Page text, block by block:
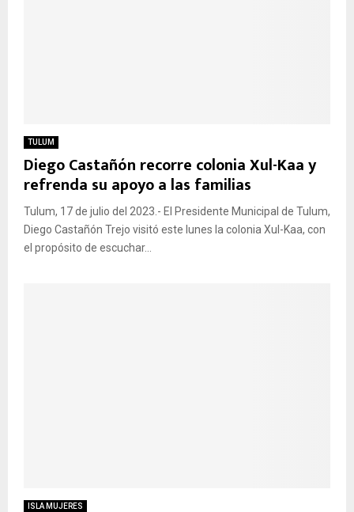
TULUM
Diego Castañón recorre colonia Xul-Kaa y
refrenda su apoyo a las familias
Tulum, 17 de julio del 2023.- El Presidente Municipal de Tulum,
Diego Castañón Trejo visitó este lunes la colonia Xul-Kaa, con
el propósito de escuchar...
ISLA MUJERES